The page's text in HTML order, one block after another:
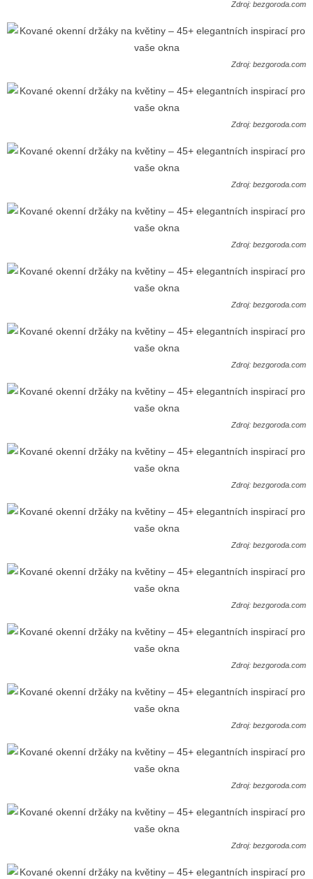
Zdroj: bezgoroda.com
Zdroj: bezgoroda.com
Zdroj: bezgoroda.com
Zdroj: bezgoroda.com
Zdroj: bezgoroda.com
Zdroj: bezgoroda.com
Zdroj: bezgoroda.com
Zdroj: bezgoroda.com
Zdroj: bezgoroda.com
Zdroj: bezgoroda.com
Zdroj: bezgoroda.com
Zdroj: bezgoroda.com
Zdroj: bezgoroda.com
Zdroj: bezgoroda.com
Zdroj: bezgoroda.com